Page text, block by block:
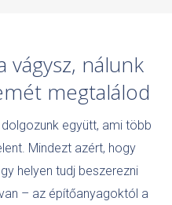
vágysz, nálunk
megtalálod
együtt, ami több
Mindezt azért, hogy
helyen tudj beszerezni
– az építőanyagoktól a